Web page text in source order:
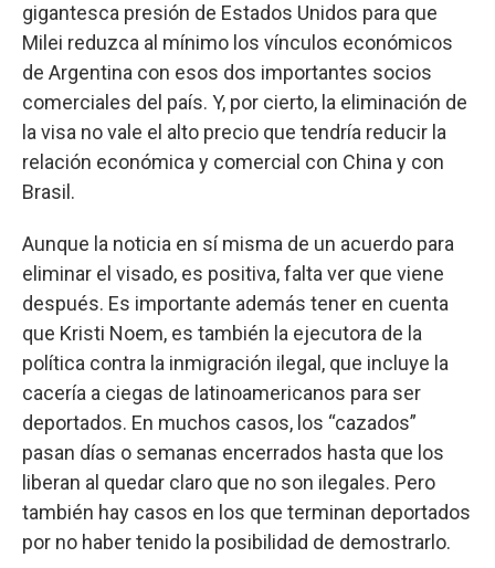
gigantesca presión de Estados Unidos para que
Milei reduzca al mínimo los vínculos económicos
de Argentina con esos dos importantes socios
comerciales del país. Y, por cierto, la eliminación de
la visa no vale el alto precio que tendría reducir la
relación económica y comercial con China y con
Brasil.
Aunque la noticia en sí misma de un acuerdo para
eliminar el visado, es positiva, falta ver que viene
después. Es importante además tener en cuenta
que Kristi Noem, es también la ejecutora de la
política contra la inmigración ilegal, que incluye la
cacería a ciegas de latinoamericanos para ser
deportados. En muchos casos, los “cazados”
pasan días o semanas encerrados hasta que los
liberan al quedar claro que no son ilegales. Pero
también hay casos en los que terminan deportados
por no haber tenido la posibilidad de demostrarlo.